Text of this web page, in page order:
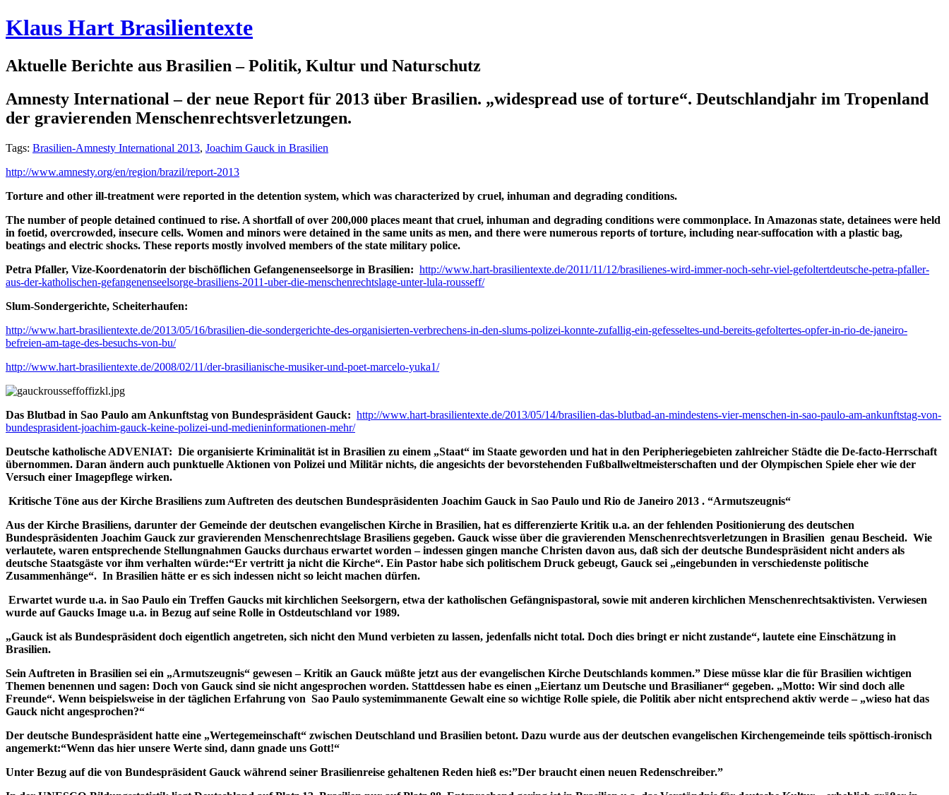
Klaus Hart Brasilientexte
Aktuelle Berichte aus Brasilien – Politik, Kultur und Naturschutz
Amnesty International – der neue Report für 2013 über Brasilien. „widespread use of torture“. Deutschlandjahr im Tropenland
der gravierenden Menschenrechtsverletzungen.
Tags: Brasilien-Amnesty International 2013, Joachim Gauck in Brasilien
http://www.amnesty.org/en/region/brazil/report-2013
Torture and other ill-treatment were reported in the detention system, which was characterized by cruel, inhuman and degrading conditions.
The number of people detained continued to rise. A shortfall of over 200,000 places meant that cruel, inhuman and degrading conditions were commonplace. In Amazonas state, detainees were held
in foetid, overcrowded, insecure cells. Women and minors were detained in the same units as men, and there were numerous reports of torture, including near-suffocation with a plastic bag,
beatings and electric shocks. These reports mostly involved members of the state military police.
Petra Pfaller, Vize-Koordenatorin der bischöflichen Gefangenenseelsorge in Brasilien: http://www.hart-brasilientexte.de/2011/11/12/brasilienes-wird-immer-noch-sehr-viel-gefoltertdeutsche-petra-pfaller-
aus-der-katholischen-gefangenenseelsorge-brasiliens-2011-uber-die-menschenrechtslage-unter-lula-rousseff/
Slum-Sondergerichte, Scheiterhaufen:
http://www.hart-brasilientexte.de/2013/05/16/brasilien-die-sondergerichte-des-organisierten-verbrechens-in-den-slums-polizei-konnte-zufallig-ein-gefesseltes-und-bereits-gefoltertes-opfer-in-rio-de-janeiro-
befreien-am-tage-des-besuchs-von-bu/
http://www.hart-brasilientexte.de/2008/02/11/der-brasilianische-musiker-und-poet-marcelo-yuka1/
Das Blutbad in Sao Paulo am Ankunftstag von Bundespräsident Gauck: http://www.hart-brasilientexte.de/2013/05/14/brasilien-das-blutbad-an-mindestens-vier-menschen-in-sao-paulo-am-ankunftstag-von-
bundesprasident-joachim-gauck-keine-polizei-und-medieninformationen-mehr/
Deutsche katholische ADVENIAT: Die organisierte Kriminalität ist in Brasilien zu einem „Staat“ im Staate geworden und hat in den Peripheriegebieten zahlreicher Städte die De-facto-Herrschaft
übernommen. Daran ändern auch punktuelle Aktionen von Polizei und Militär nichts, die angesichts der bevorstehenden Fußballweltmeisterschaften und der Olympischen Spiele eher wie der
Versuch einer Imagepflege wirken.
Kritische Töne aus der Kirche Brasiliens zum Auftreten des deutschen Bundespräsidenten Joachim Gauck in Sao Paulo und Rio de Janeiro 2013 . “Armutszeugnis“
Aus der Kirche Brasiliens, darunter der Gemeinde der deutschen evangelischen Kirche in Brasilien, hat es differenzierte Kritik u.a. an der fehlenden Positionierung des deutschen
Bundespräsidenten Joachim Gauck zur gravierenden Menschenrechtslage Brasiliens gegeben. Gauck wisse über die gravierenden Menschenrechtsverletzungen in Brasilien genau Bescheid. Wie
verlautete, waren entsprechende Stellungnahmen Gaucks durchaus erwartet worden – indessen gingen manche Christen davon aus, daß sich der deutsche Bundespräsident nicht anders als
deutsche Staatsgäste vor ihm verhalten würde:“Er vertritt ja nicht die Kirche“. Ein Pastor habe sich politischem Druck gebeugt, Gauck sei „eingebunden in verschiedenste politische
Zusammenhänge“. In Brasilien hätte er es sich indessen nicht so leicht machen dürfen.
Erwartet wurde u.a. in Sao Paulo ein Treffen Gaucks mit kirchlichen Seelsorgern, etwa der katholischen Gefängnispastoral, sowie mit anderen kirchlichen Menschenrechtsaktivisten. Verwiesen
wurde auf Gaucks Image u.a. in Bezug auf seine Rolle in Ostdeutschland vor 1989.
„Gauck ist als Bundespräsident doch eigentlich angetreten, sich nicht den Mund verbieten zu lassen, jedenfalls nicht total. Doch dies bringt er nicht zustande“, lautete eine Einschätzung in
Brasilien.
Sein Auftreten in Brasilien sei ein „Armutszeugnis“ gewesen – Kritik an Gauck müßte jetzt aus der evangelischen Kirche Deutschlands kommen.” Diese müsse klar die für Brasilien wichtigen
Themen benennen und sagen: Doch von Gauck sind sie nicht angesprochen worden. Stattdessen habe es einen „Eiertanz um Deutsche und Brasilianer“ gegeben. „Motto: Wir sind doch alle
Freunde“. Wenn beispielsweise in der täglichen Erfahrung von Sao Paulo systemimmanente Gewalt eine so wichtige Rolle spiele, die Politik aber nicht entsprechend aktiv werde – „wieso hat das
Gauck nicht angesprochen?“
Der deutsche Bundespräsident hatte eine „Wertegemeinschaft“ zwischen Deutschland und Brasilien betont. Dazu wurde aus der deutschen evangelischen Kirchengemeinde teils spöttisch-ironisch
angemerkt:“Wenn das hier unsere Werte sind, dann gnade uns Gott!“
Unter Bezug auf die von Bundespräsident Gauck während seiner Brasilienreise gehaltenen Reden hieß es:”Der braucht einen neuen Redenschreiber.”